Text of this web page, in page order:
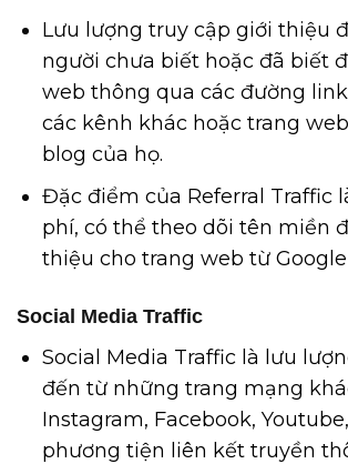
Lưu lượng truy cập giới thiệu
người chưa biết hoặc đã biết
web thông qua các đường
các kênh khác hoặc trang
blog của họ.
Đặc điểm của Referral Traffic
phí, có thể theo dõi tên miền
thiệu cho trang web từ
Social Media Traffic
Social Media Traffic là lưu
đến từ những trang mạng
Instagram, Facebook,
phương tiện liên kết truyền